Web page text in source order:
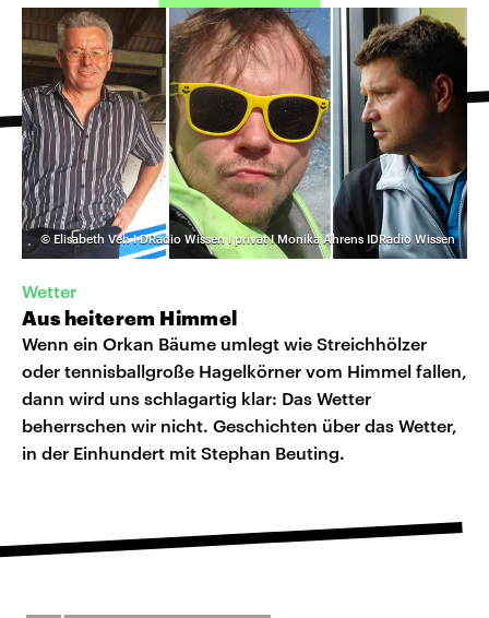
© Elisabeth Veh I DRadio Wissen I privat I Monika Ahrens IDRadio Wissen
Wetter
Aus heiterem Himmel
Wenn ein Orkan Bäume umlegt wie Streichhölzer
oder tennisballgroße Hagelkörner vom Himmel fallen,
dann wird uns schlagartig klar: Das Wetter
beherrschen wir nicht. Geschichten über das Wetter,
in der Einhundert mit Stephan Beuting.